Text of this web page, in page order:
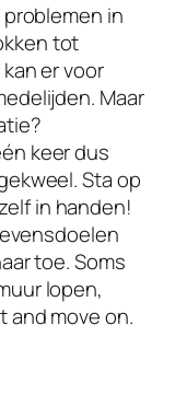
in
tot
er voor
Maar
keer dus
Sta op
in handen!
toe. Soms
lopen,
and move on.